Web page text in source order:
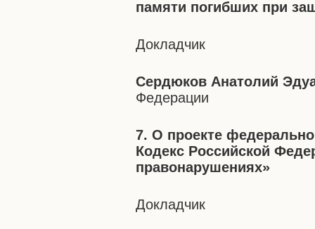
памяти погибших при
Докладчик
Сердюков Анатолий
Федерации
7. О проекте
Кодекс Российской
правонарушениях»
Докладчик